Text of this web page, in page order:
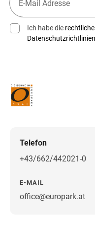
Ich habe die
Datenschutzrichtlinien
Telefon
+43/662/442021-0
E-MAIL
office@europark.at